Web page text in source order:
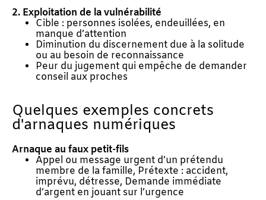
2. Exploitation de la vulnérabilité
Cible : personnes isolées, endeuillées, en
manque d’attention
Diminution du discernement due à la solitude
ou au besoin de reconnaissance
Peur du jugement qui empêche de demander
conseil aux proches
Quelques exemples concrets
d'arnaques numériques
Arnaque au faux petit-fils
Appel ou message urgent d’un prétendu
membre de la famille, Prétexte : accident,
imprévu, détresse, Demande immédiate
d’argent en jouant sur l’urgence